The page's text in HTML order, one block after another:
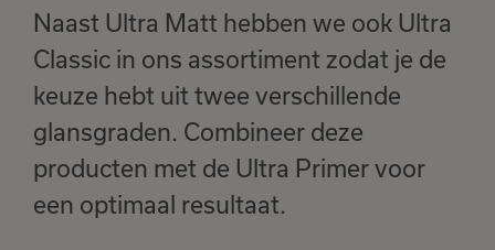
Naast Ultra Matt hebben we ook Ultra
Classic in ons assortiment zodat je de
keuze hebt uit twee verschillende
glansgraden. Combineer deze
producten met de Ultra Primer voor
een optimaal resultaat.